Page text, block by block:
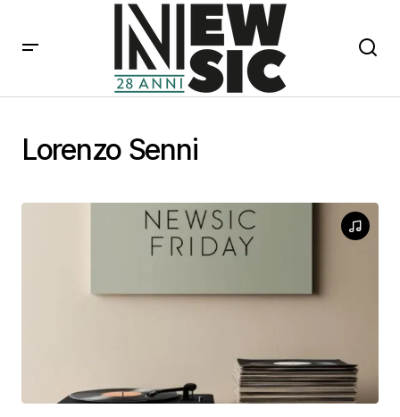
Lorenzo Senni